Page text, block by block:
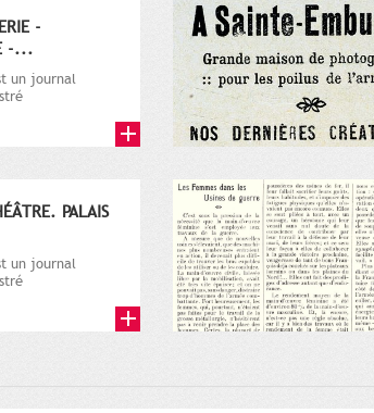
-
-...
un journal
PALAIS
un journal